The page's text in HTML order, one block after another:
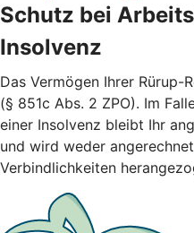
Schutz bei
Insolvenz
Das Vermögen Ihrer
(§ 851c Abs. 2 ZPO). Im
einer Insolvenz bleibt Ihr
und wird weder
Verbindlichkeiten